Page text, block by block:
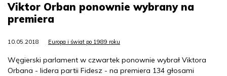
Viktor Orban ponownie wybrany na
premiera
10.05.2018 Europa i świat po 1989 roku
Węgierski parlament w czwartek ponownie wybrał Viktora
Orbana - lidera partii Fidesz - na premiera 134 głosami